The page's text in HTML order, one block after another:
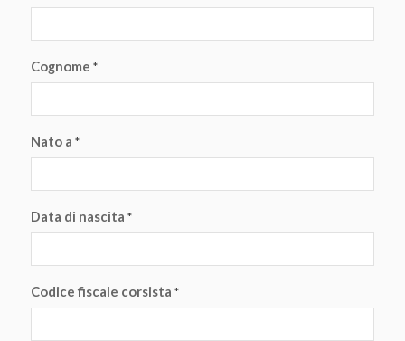
Cognome *
Nato a *
Data di nascita *
Codice fiscale corsista *